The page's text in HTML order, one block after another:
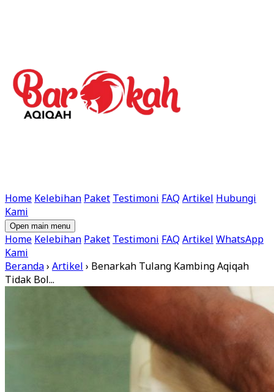
Home Kelebihan Paket Testimoni FAQ Artikel Hubungi
Kami
Open main menu
Home Kelebihan Paket Testimoni FAQ Artikel WhatsApp
Kami
Beranda› Artikel › Benarkah Tulang Kambing Aqiqah
Tidak Bol...